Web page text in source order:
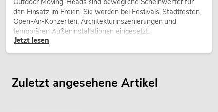
den Einsatz im Freien. Sie werden bei Festivals, Stadtfesten,
Open-Air-Konzerten, Architekturinszenierungen und
temporären Außeninstallationen eingesetzt.
Jetzt lesen
Zuletzt angesehene Artikel